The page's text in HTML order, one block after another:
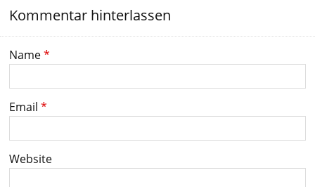
Kommentar hinterlassen
Name*
Email *
Website